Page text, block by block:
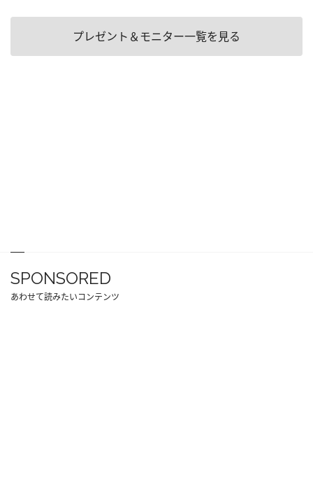
プレゼント＆モニター一覧を見る
SPONSORED
あわせて読みたいコンテンツ